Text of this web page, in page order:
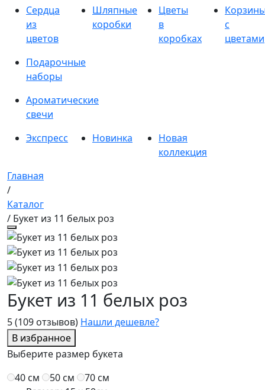
Сердца
из
цветов
Шляпные
коробки
Цветы
в
коробках
с
цветами
Подарочные
наборы
Ароматические
свечи
Экспресс
Новинка
Новая
коллекция
Главная
/
Каталог
/ Букет из 11 белых роз
5(109 отзывов) Нашли дешевле?
В избранное
Букет из 11 белых роз
Выберите размер букета
40 см
50 см
70 см